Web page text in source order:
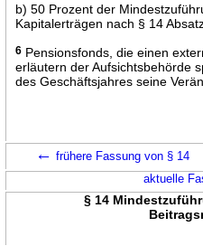
b) 50 Prozent der
Kapitalerträgen nach § 14
6 Pensionsfonds, die einen
erläutern der Aufsichtsbehörde
des Geschäftsjahres seine
← frühere Fassung von § 14
aktuelle
§ 14